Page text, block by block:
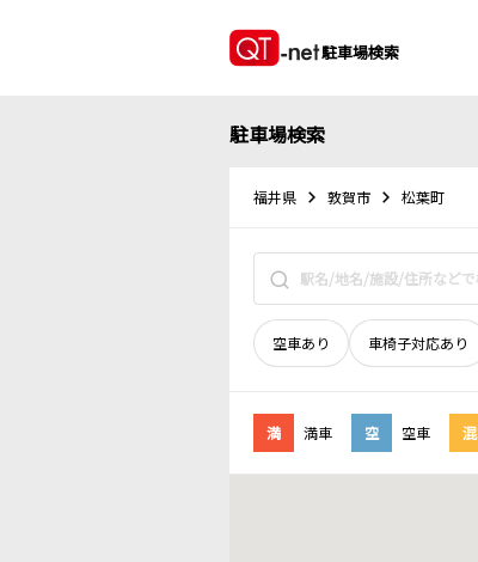
駐車場検索
駐車場検索
福井県 敦賀市 松葉町
空車あり 車椅子対応あり
満 満車 空 空車 混